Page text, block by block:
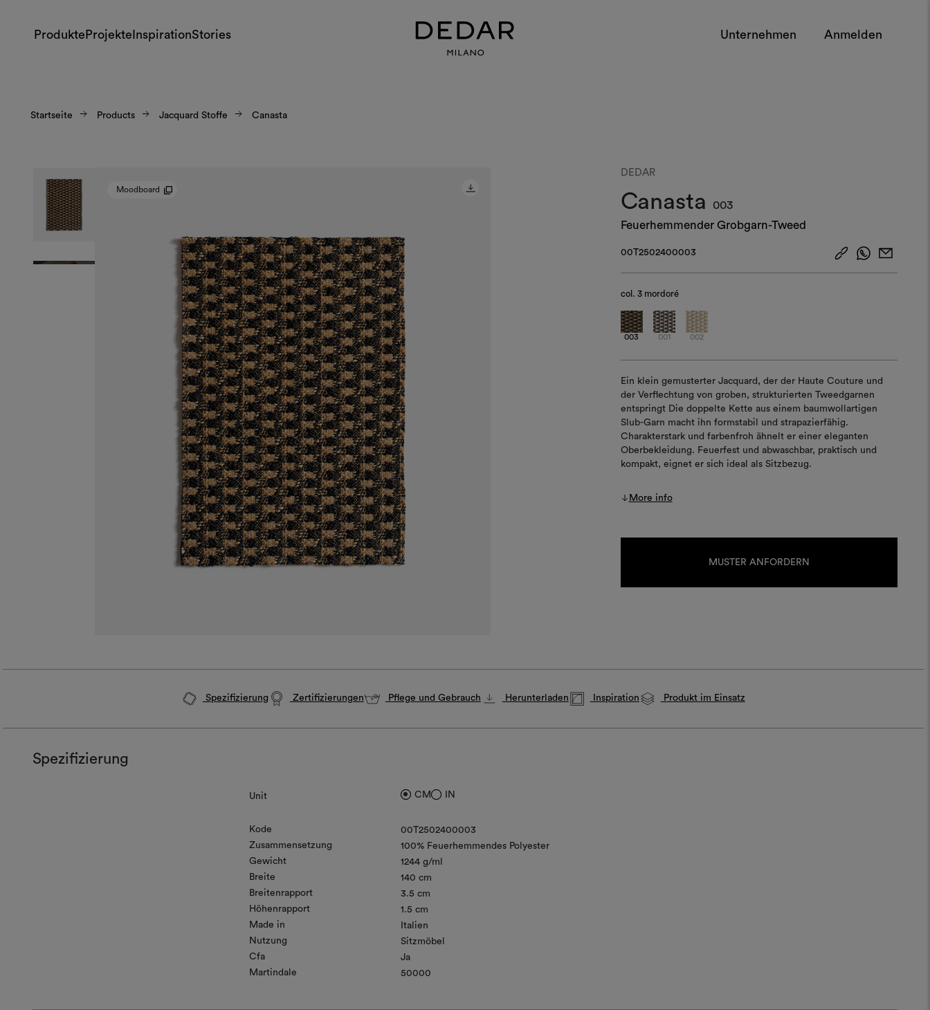
Produkte Projekte InspirationStories Unternehmen Anmelden
Startseite Products Jacquard Stoffe Canasta
Moodboard
DEDAR
Canasta
003
Feuerhemmender Grobgarn-Tweed
00T2502400003
col. 3 mordoré
003 001 002
Ein klein gemusterter Jacquard, der der Haute Couture und
der Verflechtung von groben, strukturierten Tweedgarnen
entspringt Die doppelte Kette aus einem baumwollartigen
Slub-Garn macht ihn formstabil und strapazierfähig.
Charakterstark und farbenfroh ähnelt er einer eleganten
Oberbekleidung. Feuerfest und abwaschbar, praktisch und
kompakt, eignet er sich ideal als Sitzbezug.
More info
MUSTER ANFORDERN
Spezifizierung Zertifizierungen Pflege und Gebrauch Herunterladen Inspiration Produkt im Einsatz
Spezifizierung
Unit CM IN
Kode
00T2502400003
Zusammensetzung
100% Feuerhemmendes Polyester
Gewicht
1244 g/ml
Breite
140 cm
Breitenrapport
3.5 cm
Höhenrapport
1.5 cm
Made in
Italien
Nutzung
Sitzmöbel
Cfa
Ja
Martindale
50000